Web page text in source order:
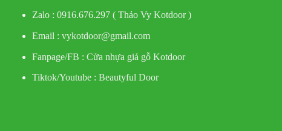
Zalo : 0916.676.297 ( Thảo Vy Kotdoor )
Email : vykotdoor@gmail.com
Fanpage/FB :Cửa nhựa giả gỗ Kotdoor
Tiktok/Youtube :Beautyful Door